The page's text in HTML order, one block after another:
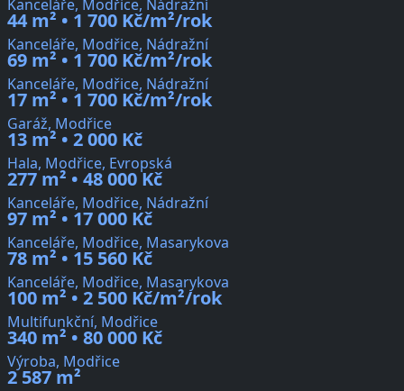
Kanceláře, Modřice, Nádražní
44 m² • 1 700 Kč/m²/rok
Kanceláře, Modřice, Nádražní
69 m² • 1 700 Kč/m²/rok
Kanceláře, Modřice, Nádražní
17 m² • 1 700 Kč/m²/rok
Garáž, Modřice
13 m² • 2 000 Kč
Hala, Modřice, Evropská
277 m² • 48 000 Kč
Kanceláře, Modřice, Nádražní
97 m² • 17 000 Kč
Kanceláře, Modřice, Masarykova
78 m² • 15 560 Kč
Kanceláře, Modřice, Masarykova
100 m² • 2 500 Kč/m²/rok
Multifunkční, Modřice
340 m² • 80 000 Kč
Výroba, Modřice
2 587 m²